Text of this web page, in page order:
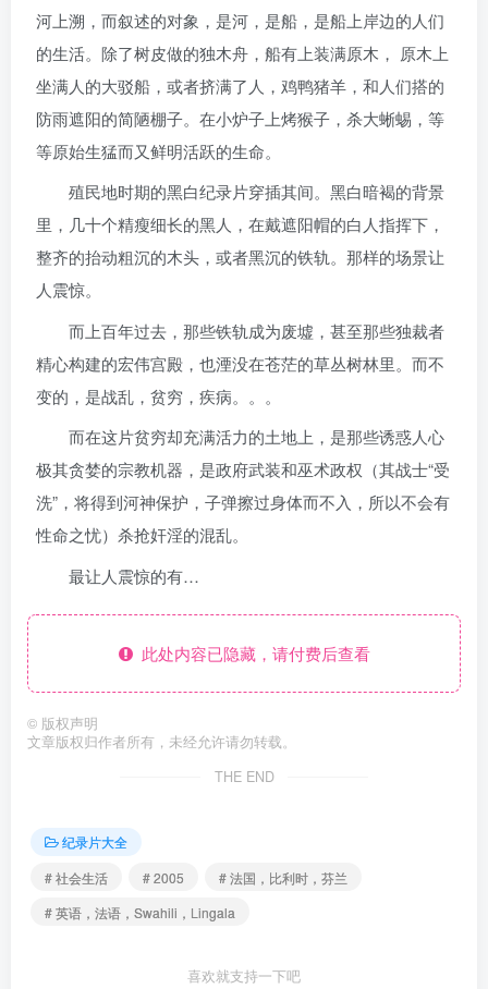
河上溯，而叙述的对象，是河，是船，是船上岸边的人们
的生活。除了树皮做的独木舟，船有上装满原木， 原木上
坐满人的大驳船，或者挤满了人，鸡鸭猪羊，和人们搭的
防雨遮阳的简陋棚子。在小炉子上烤猴子，杀大蜥蜴，等
等原始生猛而又鲜明活跃的生命。
殖民地时期的黑白纪录片穿插其间。黑白暗褐的背景
里，几十个精瘦细长的黑人，在戴遮阳帽的白人指挥下，
整齐的抬动粗沉的木头，或者黑沉的铁轨。那样的场景让
人震惊。
而上百年过去，那些铁轨成为废墟，甚至那些独裁者
精心构建的宏伟宫殿，也湮没在苍茫的草丛树林里。而不
变的，是战乱，贫穷，疾病。。。
而在这片贫穷却充满活力的土地上，是那些诱惑人心
极其贪婪的宗教机器，是政府武装和巫术政权（其战士“受
洗”，将得到河神保护，子弹擦过身体而不入，所以不会有
性命之忧）杀抢奸淫的混乱。
最让人震惊的有…
此处内容已隐藏，请付费后查看
© 版权声明
文章版权归作者所有，未经允许请勿转载。
THE END
纪录片大全
# 社会生活
# 2005
# 法国，比利时，芬兰
# 英语，法语，Swahili，Lingala
喜欢就支持一下吧